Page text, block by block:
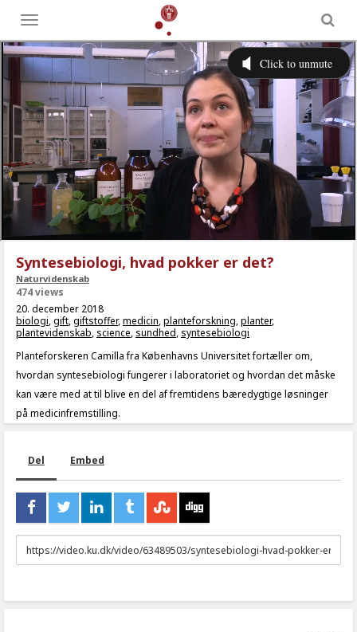
Toggle
menu
Syntesebiologi, hvad pokker er det?
Naturvidenskab
474 views
20. december 2018
biologi,gift,giftstoffer,medicin,planteforskning,planter,
plantevidenskab, science, sundhed, syntesebiologi
Planteforskeren Camilla fra Københavns Universitet fortæller om,
hvordan syntesebiologi fungerer i laboratoriet og hvordan det måske
kan være med at til blive en del af fremtidens bæredygtige løsninger
på medicinfremstilling.
Del Embed
URL
to